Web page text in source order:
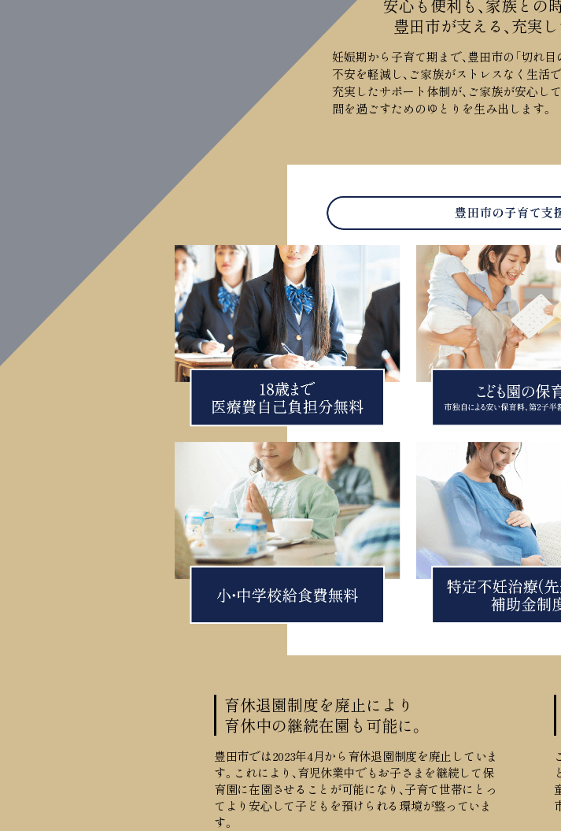
安心も便利も、家族との
豊田市が支える、充実
妊娠期から子育て期まで、豊田市の「切れ目
不安を軽減し、ご家族がストレスなく生活
充実したサポート体制が、ご家族が安心し
間を過ごすためのゆとりを生み出します。
育休退園制度を廃止により
育休中の継続在園も可能に。
豊田市では2023年4月から育休退園制度を廃止していま
す。これにより、育児休業中でもお子さまを継続して保
育園に在園させることが可能になり、子育て世帯にとっ
てより安心して子どもを預けられる環境が整っていま
す。